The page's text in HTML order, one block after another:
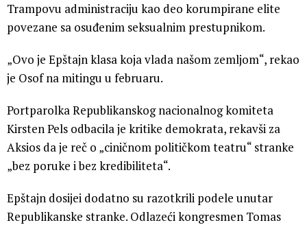
Trampovu administraciju kao deo korumpirane elite
povezane sa osuđenim seksualnim prestupnikom.
„Ovo je Epštajn klasa koja vlada našom zemljom“, rekao
je Osof na mitingu u februaru.
Portparolka Republikanskog nacionalnog komiteta
Kirsten Pels odbacila je kritike demokrata, rekavši za
Aksios da je reč o „ciničnom političkom teatru“ stranke
„bez poruke i bez kredibiliteta“.
Epštajn dosijei dodatno su razotkrili podele unutar
Republikanske stranke. Odlazeći kongresmen Tomas